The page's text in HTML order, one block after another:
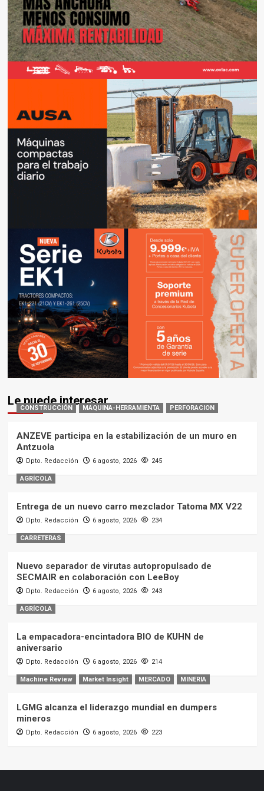
Le puede interesar
CONSTRUCCIÓN MAQUINA-HERRAMIENTA PERFORACION
ANZEVE participa en la estabilización de un muro en
Antzuola
Dpto. Redacción 6 agosto, 2026 245
AGRÍCOLA
Entrega de un nuevo carro mezclador Tatoma MX V22
Dpto. Redacción 6 agosto, 2026 234
CARRETERAS
Nuevo separador de virutas autopropulsado de
SECMAIR en colaboración con LeeBoy
Dpto. Redacción 6 agosto, 2026 243
AGRÍCOLA
La empacadora-encintadora BIO de KUHN de
aniversario
Dpto. Redacción 6 agosto, 2026 214
Machine Review Market Insight MERCADO MINERIA
LGMG alcanza el liderazgo mundial en dumpers
mineros
Dpto. Redacción 6 agosto, 2026 223